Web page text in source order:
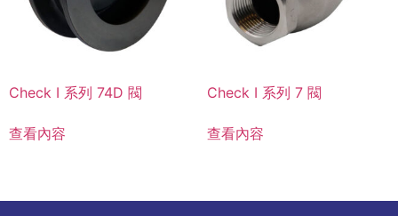
Check I 系列 74D 閥
查看內容
Check I 系列 7 閥
查看內容